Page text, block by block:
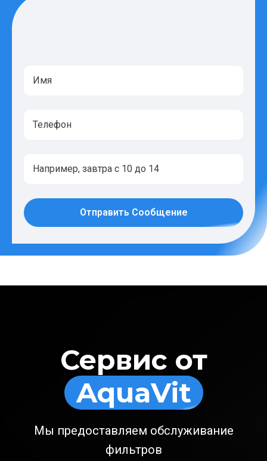
Отправить Сообщение
Сервис от
AquaVit
Мы предоставляем обслуживание
фильтров